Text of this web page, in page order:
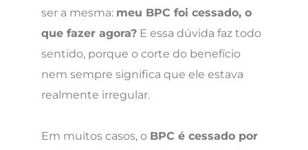
ser a mesma: meu BPC foi cessado, o
que fazer agora? E essa dúvida faz todo
sentido, porque o corte do benefício
nem sempre significa que ele estava
realmente irregular.
Em muitos casos, o BPC é cessado por